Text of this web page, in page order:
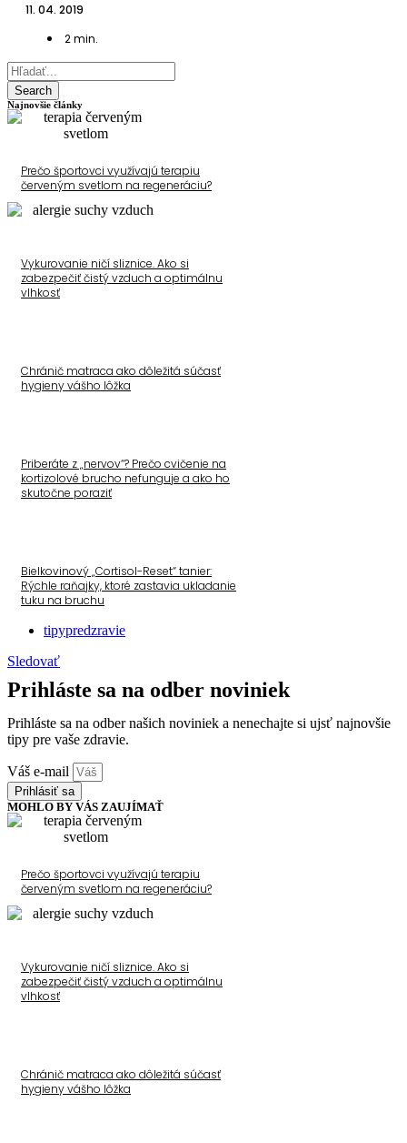
11. 04. 2019
2min.
Search
Najnovšie články
Prečo športovci využívajú terapiu
červeným svetlom na regeneráciu?
Vykurovanie ničí sliznice. Ako si
zabezpečiť čistý vzduch a optimálnu
vlhkosť
Chránič matraca ako dôležitá súčasť
hygieny vášho lôžka
Priberáte z „nervov“? Prečo cvičenie na
kortizolové brucho nefunguje a ako ho
skutočne poraziť
Bielkovinový „Cortisol-Reset“ tanier:
Rýchle raňajky, ktoré zastavia ukladanie
tuku na bruchu
tipypredzravie
Sledovať
Prihláste sa na odber noviniek
Prihláste sa na odber našich noviniek a nenechajte si ujsť najnovšie
tipy pre vaše zdravie.
Váš e-mail
Prihlásiť sa
MOHLO BY VÁS ZAUJÍMAŤ
Prečo športovci využívajú terapiu
červeným svetlom na regeneráciu?
Vykurovanie ničí sliznice. Ako si
zabezpečiť čistý vzduch a optimálnu
vlhkosť
Chránič matraca ako dôležitá súčasť
hygieny vášho lôžka